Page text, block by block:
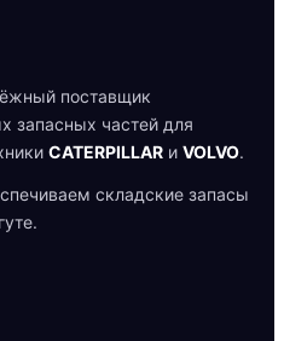
поставщик
запасных частей для
CATERPILLAR и VOLVO.
складские запасы